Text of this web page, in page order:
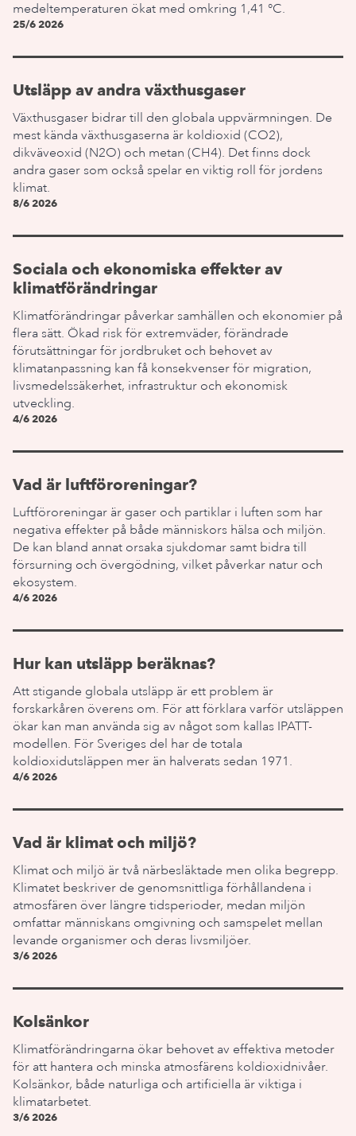
medeltemperaturen ökat med omkring 1,41 °C.
25/6 2026
Utsläpp av andra växthusgaser
Växthusgaser bidrar till den globala uppvärmningen. De
mest kända växthusgaserna är koldioxid (CO2),
dikväveoxid (N2O) och metan (CH4). Det finns dock
andra gaser som också spelar en viktig roll för jordens
klimat.
8/6 2026
Sociala och ekonomiska effekter av
klimatförändringar
Klimatförändringar påverkar samhällen och ekonomier på
flera sätt. Ökad risk för extremväder, förändrade
förutsättningar för jordbruket och behovet av
klimatanpassning kan få konsekvenser för migration,
livsmedelssäkerhet, infrastruktur och ekonomisk
utveckling.
4/6 2026
Vad är luftföroreningar?
Luftföroreningar är gaser och partiklar i luften som har
negativa effekter på både människors hälsa och miljön.
De kan bland annat orsaka sjukdomar samt bidra till
försurning och övergödning, vilket påverkar natur och
ekosystem.
4/6 2026
Hur kan utsläpp beräknas?
Att stigande globala utsläpp är ett problem är
forskarkåren överens om. För att förklara varför utsläppen
ökar kan man använda sig av något som kallas IPATT-
modellen. För Sveriges del har de totala
koldioxidutsläppen mer än halverats sedan 1971.
4/6 2026
Vad är klimat och miljö?
Klimat och miljö är två närbesläktade men olika begrepp.
Klimatet beskriver de genomsnittliga förhållandena i
atmosfären över längre tidsperioder, medan miljön
omfattar människans omgivning och samspelet mellan
levande organismer och deras livsmiljöer.
3/6 2026
Kolsänkor
Klimatförändringarna ökar behovet av effektiva metoder
för att hantera och minska atmosfärens koldioxidnivåer.
Kolsänkor, både naturliga och artificiella är viktiga i
klimatarbetet.
3/6 2026